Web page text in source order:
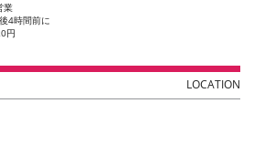
業
4時間前に
円
LOCATION